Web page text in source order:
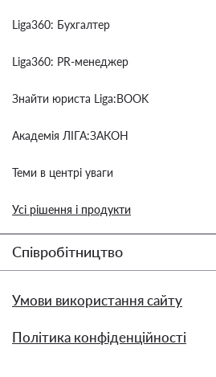
Liga360: Бухгалтер
Liga360: PR-менеджер
Знайти юриста Liga:BOOK
Академія ЛІГА:ЗАКОН
Теми в центрі уваги
Усі рішення і продукти
Співробітництво
Умови використання сайту
Політика конфіденційності